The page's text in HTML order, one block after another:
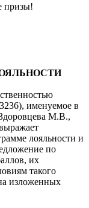
призы!
именуемое в
М.В.,
лояльности и
по
их
такого
изложенных